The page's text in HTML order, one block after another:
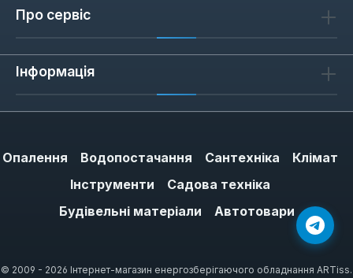
Про сервіс
Інформація
Опалення Водопостачання Сантехніка
Клімат
Інструменти
Садова техніка
Будівельні матеріали
Автотовари
© 2009 - 2026 Інтернет-магазин енергозберігаючого обладнання ARTiss.